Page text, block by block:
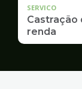
SERVICO
Castração
renda